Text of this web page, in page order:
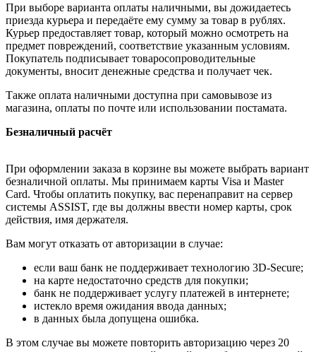
При выборе варианта оплаты наличными, вы дожидаетесь
приезда курьера и передаёте ему сумму за товар в рублях.
Курьер предоставляет товар, который можно осмотреть на
предмет повреждений, соответствие указанным условиям.
Покупатель подписывает товаросопроводительные
документы, вносит денежные средства и получает чек.
Также оплата наличными доступна при самовывозе из
магазина, оплаты по почте или использовании постамата.
Безналичный расчёт
При оформлении заказа в корзине вы можете выбрать вариант
безналичной оплаты. Мы принимаем карты Visa и Master
Card. Чтобы оплатить покупку, вас перенаправит на сервер
системы ASSIST, где вы должны ввести номер карты, срок
действия, имя держателя.
Вам могут отказать от авторизации в случае:
если ваш банк не поддерживает технологию 3D-Secure;
на карте недостаточно средств для покупки;
банк не поддерживает услугу платежей в интернете;
истекло время ожидания ввода данных;
в данных была допущена ошибка.
В этом случае вы можете повторить авторизацию через 20